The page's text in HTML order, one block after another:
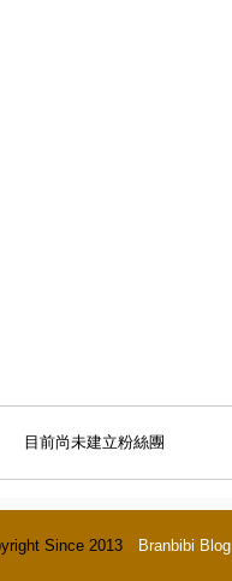
目前尚未建立粉絲團
Since 2013 Branbibi Blog